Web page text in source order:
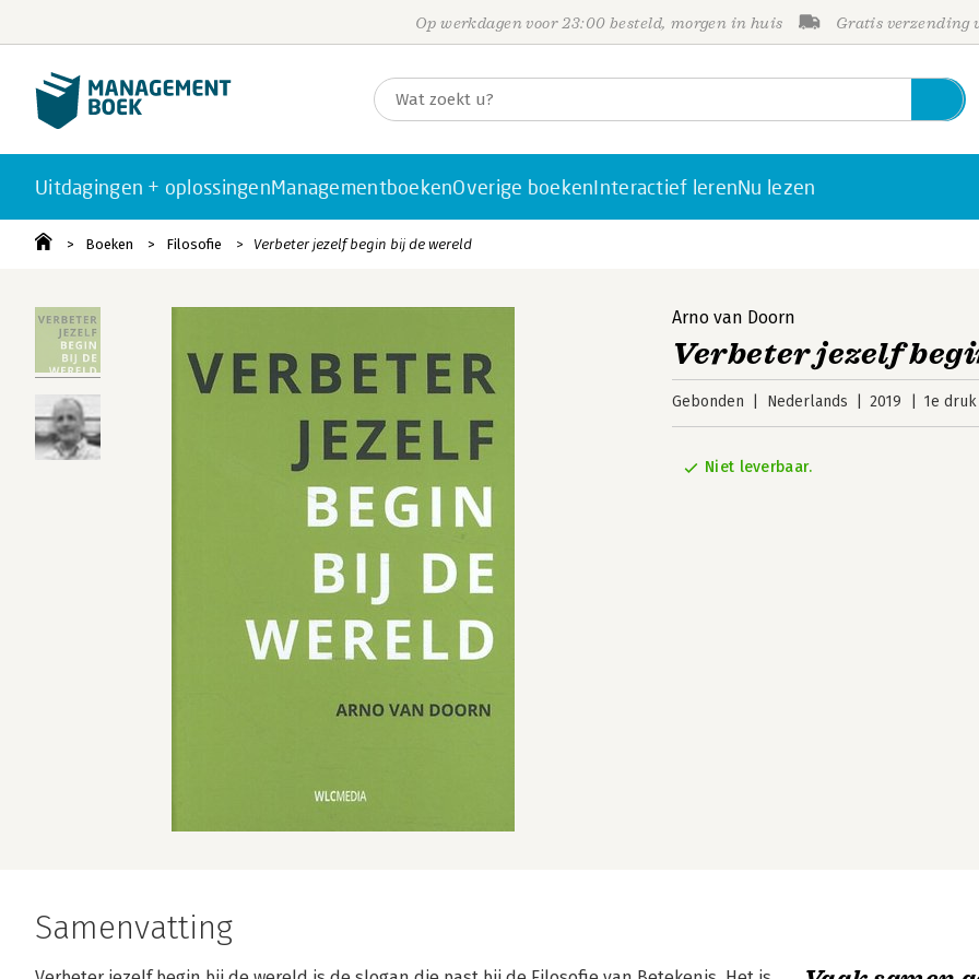
Op werkdagen voor 23:00 besteld, morgen in huis Gratis verzending
Uitdagingen + oplossingenManagementboekenOverige boekenInteractief lerenNu lezen
Boeken Filosofie Verbeter jezelf begin bij de wereld
Arno van Doorn
Verbeter jezelf
Gebonden Nederlands 2019 1e druk
Niet leverbaar.
Samenvatting